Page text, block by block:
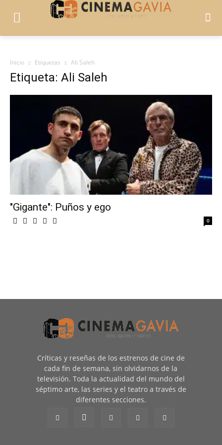
Inicio Etiquetas Ali Saleh
Etiqueta: Ali Saleh
"Gigante": Puños y ego
0
Críticas y reseñas de los estrenos de cine de
cada fin de semana, sin olvidarnos de la
televisión. Toda la actualidad del mundo del
séptimo arte, las series y el teatro a través de
diferentes secciones.